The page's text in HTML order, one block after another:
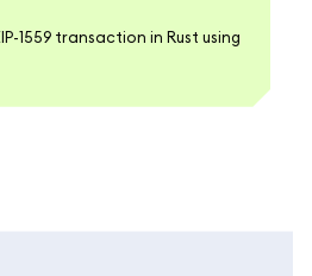
1559 transaction in Rust using